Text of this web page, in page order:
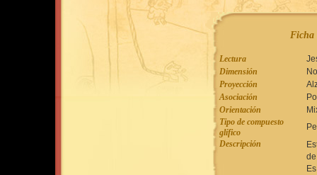
Ficha
Lectura
Dimensión
Proyección
Asociación
Orientación
Tipo de compuesto
glífico
Descripción